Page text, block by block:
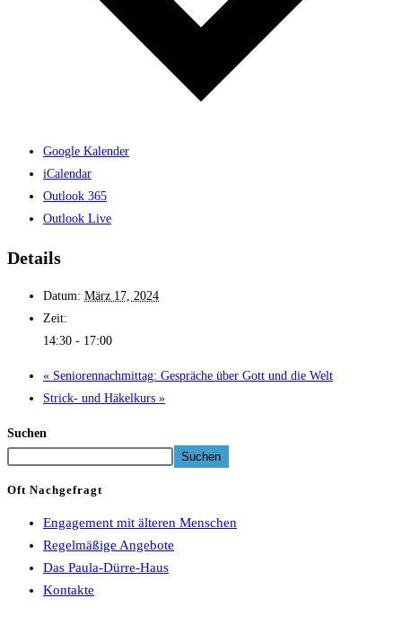
Google Kalender
iCalendar
Outlook 365
Outlook Live
Details
Datum: März 17, 2024
Zeit:
14:30 - 17:00
« Seniorennachmittag: Gespräche über Gott und die Welt
Strick- und Häkelkurs »
Suchen
Suchen
Oft Nachgefragt
Engagement mit älteren Menschen
Regelmäßige Angebote
Das Paula-Dürre-Haus
Kontakte